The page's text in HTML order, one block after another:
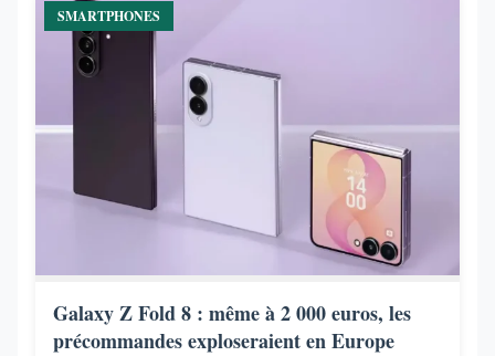
SMARTPHONES
Galaxy Z Fold 8 : même à 2 000 euros, les
précommandes exploseraient en Europe